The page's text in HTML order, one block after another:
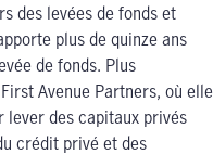
des levées de fonds et
plus de quinze ans
de fonds. Plus
Avenue Partners, où elle
lever des capitaux privés
crédit privé et des